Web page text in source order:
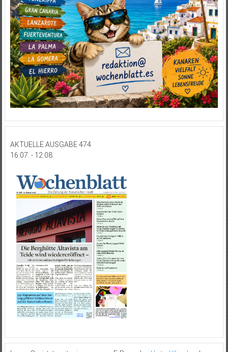
AKTUELLE AUSGABE 474
16.07. - 12.08.